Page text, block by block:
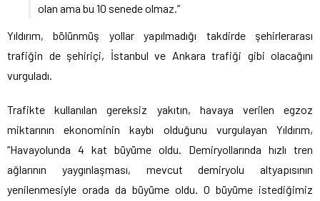
olan ama bu 10 senede olmaz.”
Yıldırım, bölünmüş yollar yapılmadığı takdirde şehirlerarası
trafiğin de şehiriçi, İstanbul ve Ankara trafiği gibi olacağını
vurguladı.
Trafikte kullanılan gereksiz yakıtın, havaya verilen egzoz
miktarının ekonominin kaybı olduğunu vurgulayan Yıldırım,
“Havayolunda 4 kat büyüme oldu. Demiryollarında hızlı tren
ağlarının yaygınlaşması, mevcut demiryolu altyapısının
yenilenmesiyle orada da büyüme oldu. O büyüme istediğimiz